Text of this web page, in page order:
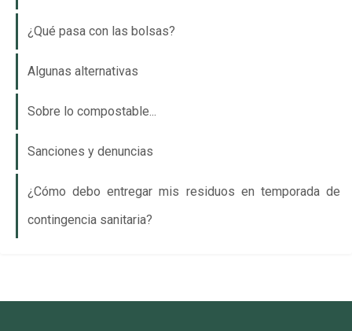
¿Qué pasa con las bolsas?
Algunas alternativas
Sobre lo compostable...
Sanciones y denuncias
¿Cómo debo entregar mis residuos en temporada de
contingencia sanitaria?